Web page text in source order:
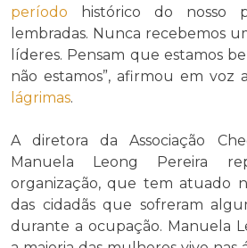
período histórico do nosso
lembradas. Nunca recebemos
líderes. Pensam que estamos
não estamos”, afirmou em voz
lágrimas.
A diretora da Associação
Manuela Leong Pereira
organização, que tem atuado
das cidadãs que sofreram
durante a ocupação. Manuela